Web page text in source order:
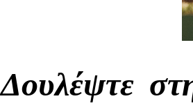
Δουλέψτε